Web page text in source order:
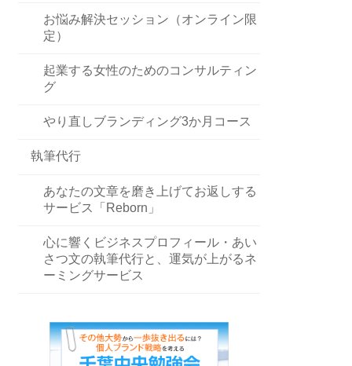
お悩み解決セッション（オンライン限
定）
起業する女性のためのコンサルティン
グ
やり直しブランディング3か月コース
執筆代行
あなたの文章を磨き上げてお返しする
サービス「Reborn」
心に響くビジネスプロフィール・あい
さつ文の執筆代行と、運気が上がるネ
ーミングサービス